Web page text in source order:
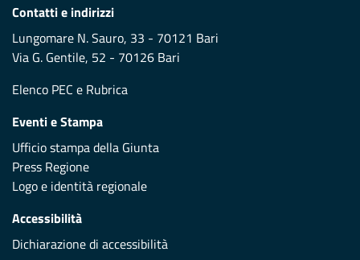
Contatti e indirizzi
Lungomare N. Sauro, 33 - 70121 Bari
Via G. Gentile, 52 - 70126 Bari
Elenco PEC e Rubrica
Eventi e Stampa
Ufficio stampa della Giunta
Press Regione
Logo e identità regionale
Accessibilità
Dichiarazione di accessibilità